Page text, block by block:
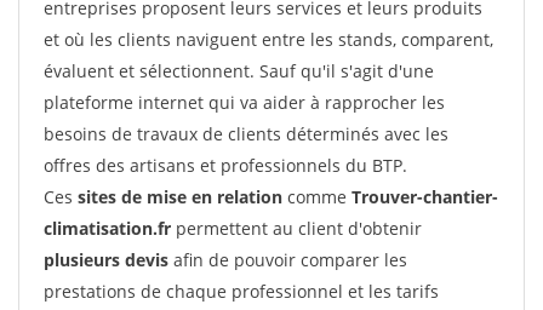
entreprises proposent leurs services et leurs produits
et où les clients naviguent entre les stands, comparent,
évaluent et sélectionnent. Sauf qu'il s'agit d'une
plateforme internet qui va aider à rapprocher les
besoins de travaux de clients déterminés avec les
offres des artisans et professionnels du BTP.
Ces sites de mise en relation comme Trouver-chantier-
climatisation.fr permettent au client d'obtenir
plusieurs devis afin de pouvoir comparer les
prestations de chaque professionnel et les tarifs